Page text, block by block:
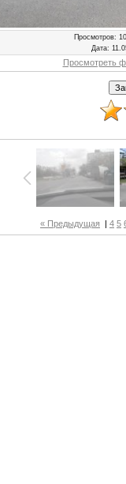
Просмотров:
Дата:
Просмотреть
« Предыдущая | 4 5